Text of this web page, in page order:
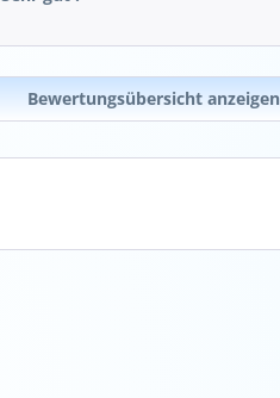
Bewertungsübersicht anzeigen